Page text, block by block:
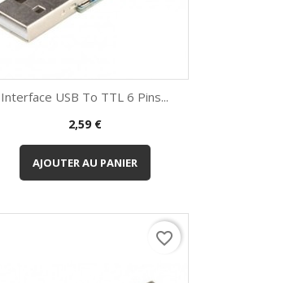
Aperçu rapide
Interface USB To TTL 6 Pins...
Prix
2,59 €
AJOUTER AU PANIER
favorite_border